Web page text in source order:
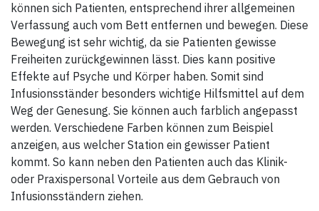
können sich Patienten, entsprechend ihrer allgemeinen
Verfassung auch vom Bett entfernen und bewegen. Diese
Bewegung ist sehr wichtig, da sie Patienten gewisse
Freiheiten zurückgewinnen lässt. Dies kann positive
Effekte auf Psyche und Körper haben. Somit sind
Infusionsständer besonders wichtige Hilfsmittel auf dem
Weg der Genesung. Sie können auch farblich angepasst
werden. Verschiedene Farben können zum Beispiel
anzeigen, aus welcher Station ein gewisser Patient
kommt. So kann neben den Patienten auch das Klinik-
oder Praxispersonal Vorteile aus dem Gebrauch von
Infusionsständern ziehen.